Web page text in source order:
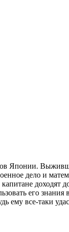
Японии.
дело и
его
ему все-таки